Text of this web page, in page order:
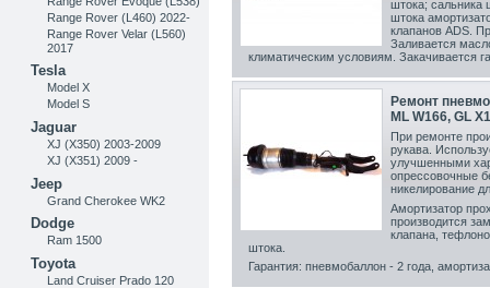
Range Rover (L460) 2022-
Range Rover Velar (L560)
2017
Tesla
Model X
Model S
Jaguar
XJ (X350) 2003-2009
XJ (X351) 2009 -
Jeep
Grand Cherokee WK2
Dodge
Ram 1500
Toyota
Land Cruiser Prado 120
штока; сальника
штока
клапанов ADS.
Заливается
климатическим условиям. Закачивается
Ремонт
ML W166, GL
При ремонте
рукава.
улучшенными
опрессовочные
никелирование
Амортизатор
производится
клапана,
штока.
Гарантия: пневмобаллон - 2 года,